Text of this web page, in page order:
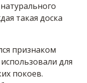
такая доска
признаком
для
покоев.